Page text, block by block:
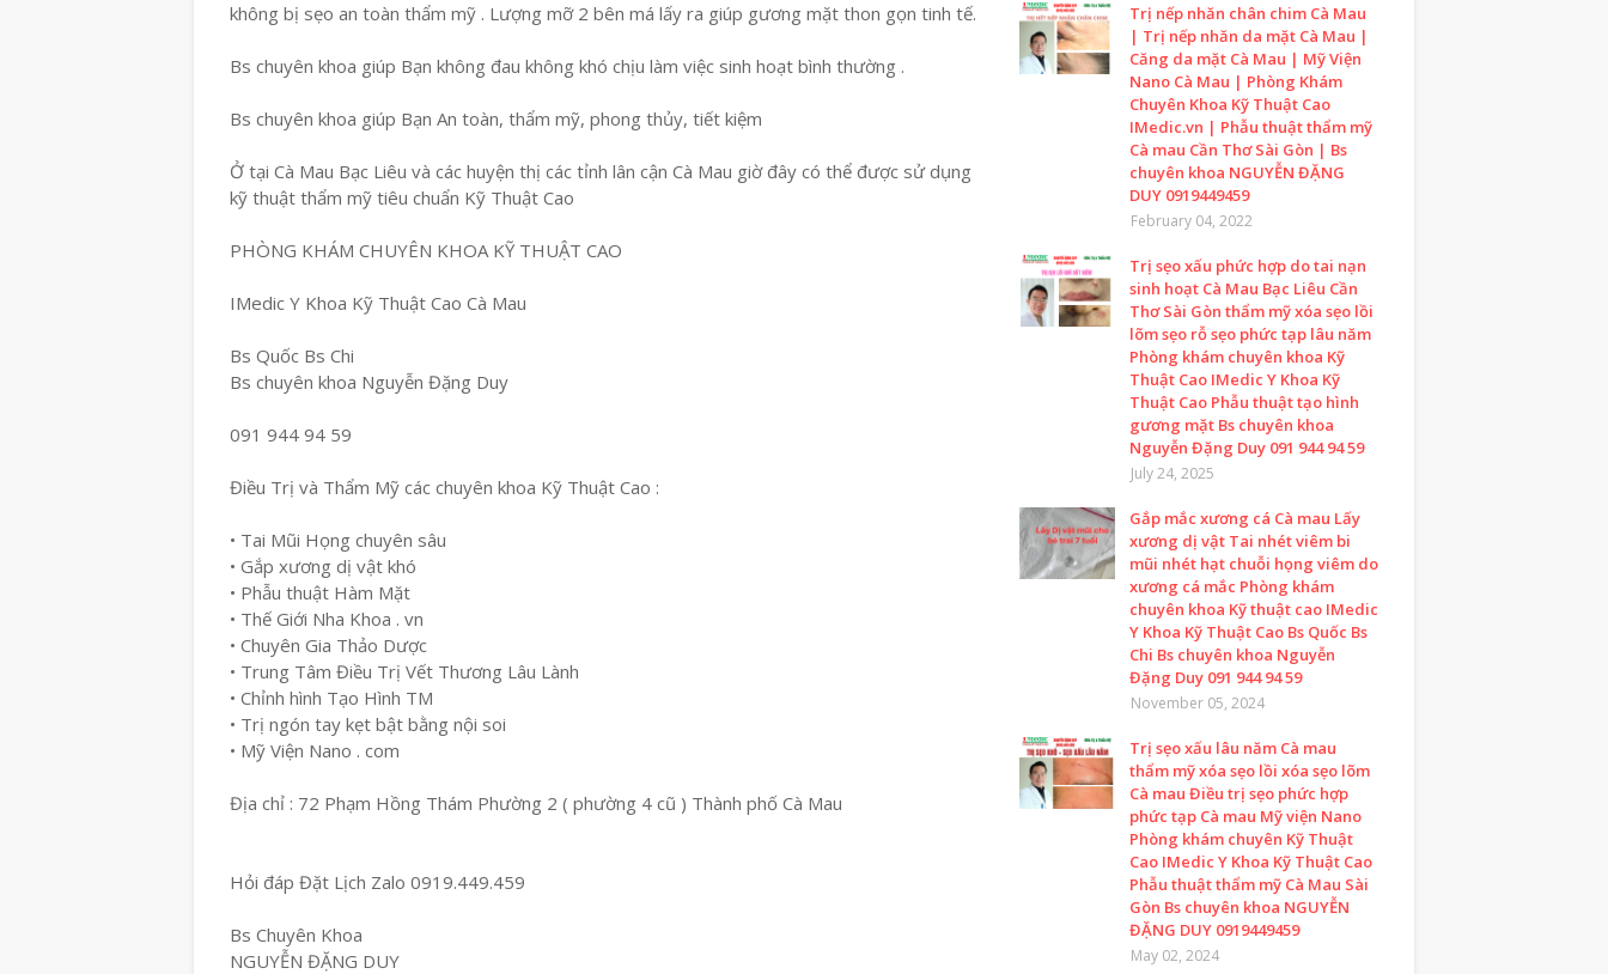
không bị sẹo an toàn thẩm mỹ . Lượng mỡ 2 bên má lấy ra giúp gương mặt thon gọn tinh tế.
Bs chuyên khoa giúp Bạn không đau không khó chịu làm việc sinh hoạt bình thường .
Bs chuyên khoa giúp Bạn An toàn, thẩm mỹ, phong thủy, tiết kiệm
Ở tại Cà Mau Bạc Liêu và các huyện thị các tỉnh lân cận Cà Mau giờ đây có thể được sử dụng
kỹ thuật thẩm mỹ tiêu chuẩn Kỹ Thuật Cao
PHÒNG KHÁM CHUYÊN KHOA KỸ THUẬT CAO
IMedic Y Khoa Kỹ Thuật Cao Cà Mau
Bs Quốc Bs Chi
Bs chuyên khoa Nguyễn Đặng Duy
091 944 94 59
Điều Trị và Thẩm Mỹ các chuyên khoa Kỹ Thuật Cao :
• Tai Mũi Họng chuyên sâu
• Gắp xương dị vật khó
• Phẫu thuật Hàm Mặt
• Thế Giới Nha Khoa . vn
• Chuyên Gia Thảo Dược
• Trung Tâm Điều Trị Vết Thương Lâu Lành
• Chỉnh hình Tạo Hình TM
• Trị ngón tay kẹt bật bằng nội soi
• Mỹ Viện Nano . com
Địa chỉ : 72 Phạm Hồng Thám Phường 2 ( phường 4 cũ ) Thành phố Cà Mau
Hỏi đáp Đặt Lịch Zalo 0919.449.459
Bs Chuyên Khoa
NGUYỄN ĐẶNG DUY
Trị nếp nhăn chân chim Cà Mau
| Trị nếp nhăn da mặt Cà Mau |
Căng da mặt Cà Mau | Mỹ Viện
Nano Cà Mau | Phòng Khám
Chuyên Khoa Kỹ Thuật Cao
IMedic.vn | Phẫu thuật thẩm mỹ
Cà mau Cần Thơ Sài Gòn | Bs
chuyên khoa NGUYỄN ĐẶNG
DUY 0919449459
February 04, 2022
Trị sẹo xấu phức hợp do tai nạn
sinh hoạt Cà Mau Bạc Liêu Cần
Thơ Sài Gòn thẩm mỹ xóa sẹo lồi
lõm sẹo rỗ sẹo phức tạp lâu năm
Phòng khám chuyên khoa Kỹ
Thuật Cao IMedic Y Khoa Kỹ
Thuật Cao Phẫu thuật tạo hình
gương mặt Bs chuyên khoa
Nguyễn Đặng Duy 091 944 94 59
July 24, 2025
Gắp mắc xương cá Cà mau Lấy
xương dị vật Tai nhét viêm bi
mũi nhét hạt chuỗi họng viêm do
xương cá mắc Phòng khám
chuyên khoa Kỹ thuật cao IMedic
Y Khoa Kỹ Thuật Cao Bs Quốc Bs
Chi Bs chuyên khoa Nguyễn
Đặng Duy 091 944 94 59
November 05, 2024
Trị sẹo xấu lâu năm Cà mau
thẩm mỹ xóa sẹo lồi xóa sẹo lõm
Cà mau Điều trị sẹo phức hợp
phức tạp Cà mau Mỹ viện Nano
Phòng khám chuyên Kỹ Thuật
Cao IMedic Y Khoa Kỹ Thuật Cao
Phẫu thuật thẩm mỹ Cà Mau Sài
Gòn Bs chuyên khoa NGUYỄN
ĐẶNG DUY 0919449459
May 02, 2024